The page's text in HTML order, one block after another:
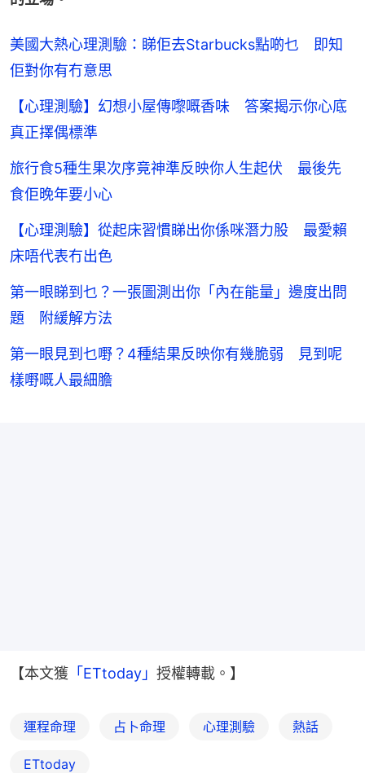
美國大熱心理測驗：睇佢去Starbucks點啲乜 即知
佢對你有冇意思
【心理測驗】幻想小屋傳嚟嘅香味 答案揭示你心底
真正擇偶標準
旅行食5種生果次序竟神準反映你人生起伏 最後先
食佢晚年要小心
【心理測驗】從起床習慣睇出你係咪潛力股 最愛賴
床唔代表冇出色
第一眼睇到乜？一張圖測出你「內在能量」邊度出問
題 附緩解方法
第一眼見到乜嘢？4種結果反映你有幾脆弱 見到呢
樣嘢嘅人最細膽
【本文獲 「ETtoday」 授權轉載。】
運程命理 占卜命理 心理測驗 熱話
ETtoday